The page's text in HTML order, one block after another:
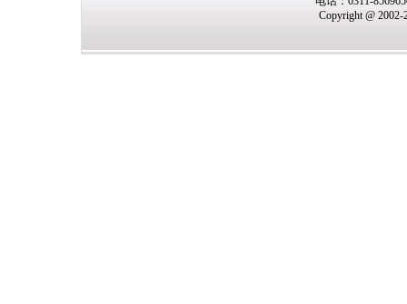
Copyright @ 2002-